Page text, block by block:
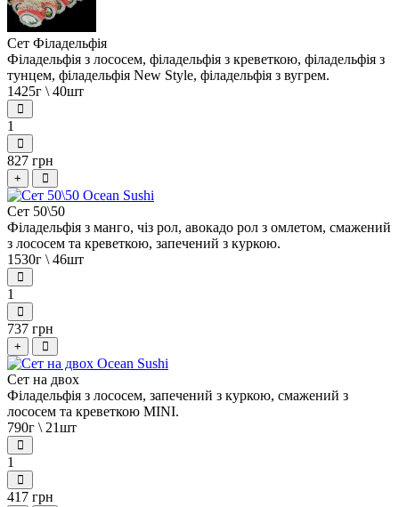
Сет Філадельфія
Філадельфія з лососем, філадельфія з креветкою, філадельфія з
тунцем, філадельфія New Style, філадельфія з вугрем.
1425г \ 40шт
1
827 грн
+
Сет 50\50
Філадельфія з манго, чіз рол, авокадо рол з омлетом, смажений
з лососем та креветкою, запечений з куркою.
1530г \ 46шт
1
737 грн
+
Сет на двох
Філадельфія з лососем, запечений з куркою, смажений з
лососем та креветкою MINI.
790г \ 21шт
1
417 грн